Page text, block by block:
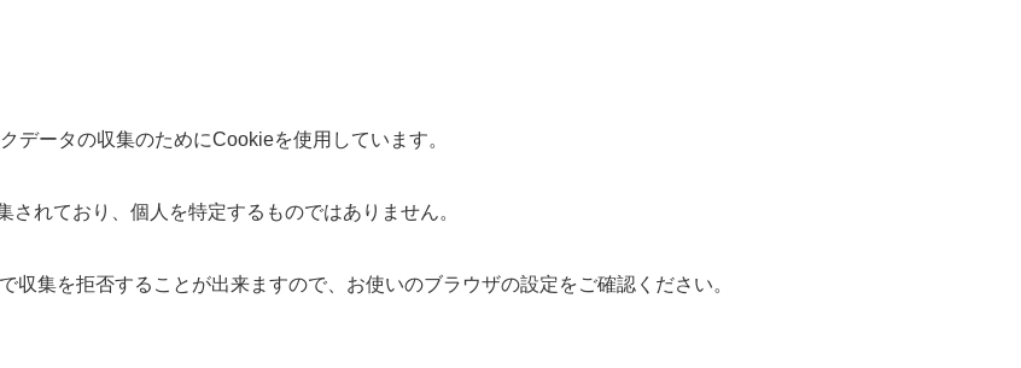
データの収集のためにCookieを使用しています。
されており、個人を特定するものではありません。
収集を拒否することが出来ますので、お使いのブラウザの設定をご確認ください。